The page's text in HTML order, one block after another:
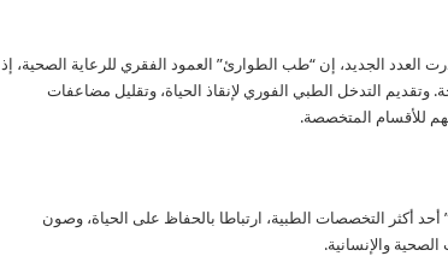
العدد الجديد، إن “طب الطوارئ” العمود الفقري للرعاية الصحية، إذ
وتقديم التدخل الطبي الفوري لإنقاذ الحياة، وتقليل مضاعفات
للأقسام المتخصصة.
أكثر التخصصات الطبية، ارتباطا بالحفاظ على الحياة، وصون
الصحية والإنسانية.